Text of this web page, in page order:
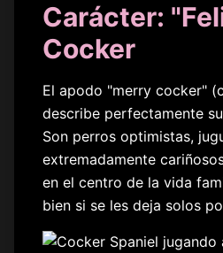
Carácter:
Cocker
El apodo "merry cocker"
describe perfectamente
Son perros optimistas,
extremadamente
en el centro de la vida
bien si se les deja solos